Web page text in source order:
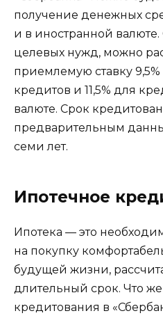
получение денежных
и в иностранной
целевых нужд, можно
приемлемую ставку
кредитов и 11,5% для
валюте. Срок
предварительным
семи лет.
Ипотечное
Ипотека — это
на покупку
будущей жизни,
длительный срок. Что же
кредитования в